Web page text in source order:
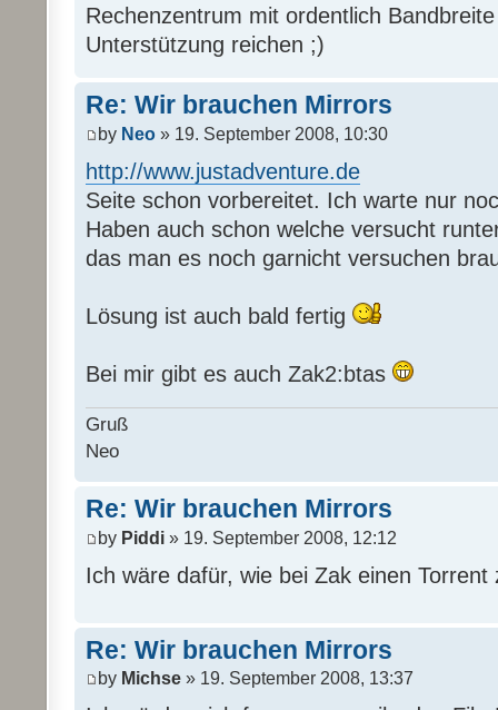
Rechenzentrum mit ordentlich
Unterstützung reichen ;)
Re: Wir brauchen Mirrors
by Neo » 19. September 2008, 10:30
http://www.justadventure.de
Seite schon vorbereitet. Ich warte nur
Haben auch schon welche versucht
das man es noch garnicht versuchen
Lösung ist auch bald fertig
Bei mir gibt es auch Zak2:btas
Gruß
Neo
Re: Wir brauchen Mirrors
by Piddi » 19. September 2008, 12:12
Ich wäre dafür, wie bei Zak einen Torrent
Re: Wir brauchen Mirrors
by Michse » 19. September 2008, 13:37